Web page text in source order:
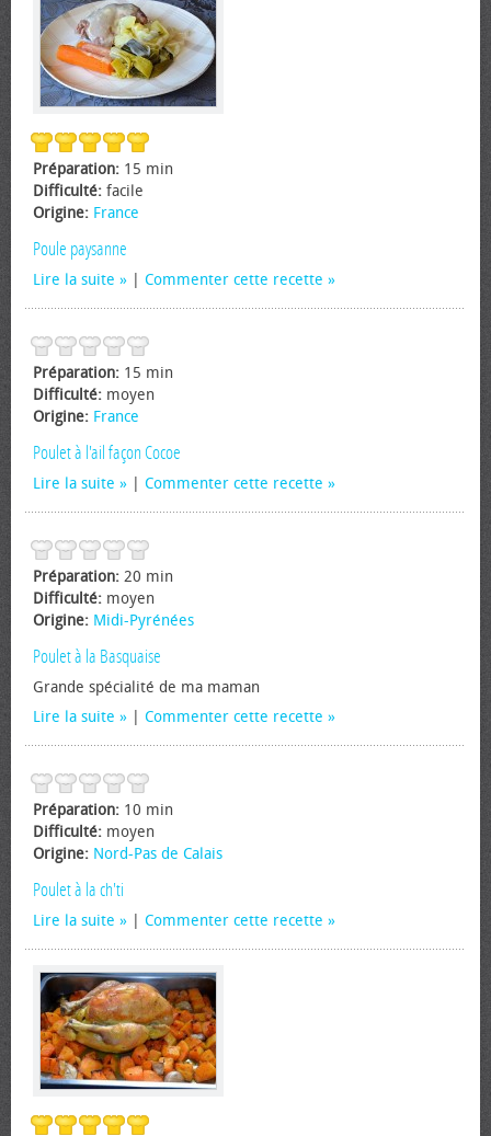
Préparation: 15 min
Difficulté: facile
Origine: France
Poule paysanne
Lire la suite Commenter cette recette
Préparation: 15 min
Difficulté: moyen
Origine: France
Poulet à l'ail façon Cocoe
Lire la suite Commenter cette recette
Préparation: 20 min
Difficulté: moyen
Origine: Midi-Pyrénées
Poulet à la Basquaise
Grande spécialité de ma maman
Lire la suite
Commenter cette recette
Préparation: 10 min
Difficulté: moyen
Origine: Nord-Pas de Calais
Poulet à la ch'ti
Lire la suite Commenter cette recette